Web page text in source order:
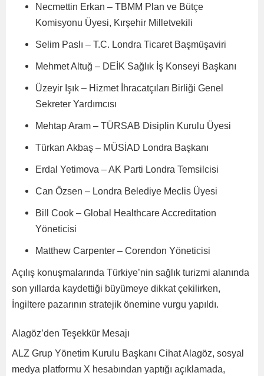
Necmettin Erkan – TBMM Plan ve Bütçe
Komisyonu Üyesi, Kırşehir Milletvekili
Selim Paslı – T.C. Londra Ticaret Başmüşaviri
Mehmet Altuğ – DEİK Sağlık İş Konseyi Başkanı
Üzeyir Işık – Hizmet İhracatçıları Birliği Genel
Sekreter Yardımcısı
Mehtap Aram – TÜRSAB Disiplin Kurulu Üyesi
Türkan Akbaş – MÜSİAD Londra Başkanı
Erdal Yetimova – AK Parti Londra Temsilcisi
Can Özsen – Londra Belediye Meclis Üyesi
Bill Cook – Global Healthcare Accreditation
Yöneticisi
Matthew Carpenter – Corendon Yöneticisi
Açılış konuşmalarında Türkiye’nin sağlık turizmi alanında
son yıllarda kaydettiği büyümeye dikkat çekilirken,
İngiltere pazarının stratejik önemine vurgu yapıldı.
Alagöz’den Teşekkür Mesajı
ALZ Grup Yönetim Kurulu Başkanı Cihat Alagöz, sosyal
medya platformu X hesabından yaptığı açıklamada,